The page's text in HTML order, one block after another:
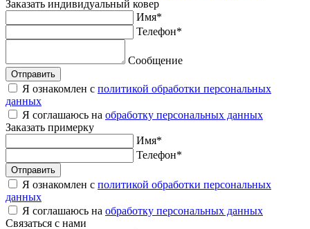
Заказать индивидуальный ковер
Имя*
Телефон*
Сообщение
Отправить
Я ознакомлен с политикой обработки персональных
данных
Я соглашаюсь на обработку персональных данных
Заказать примерку
Имя*
Телефон*
Отправить
Я ознакомлен с политикой обработки персональных
данных
Я соглашаюсь на обработку персональных данных
Связаться с нами